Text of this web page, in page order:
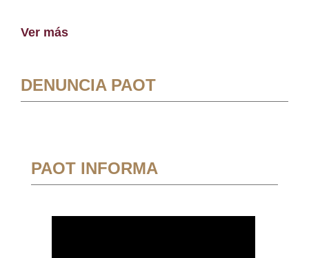
Ver más
DENUNCIA PAOT
PAOT INFORMA